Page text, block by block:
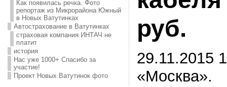
Как появилась речка. Фото
репортаж из Микрорайона Южный
в Новых Ватутинках
Автострахование в Ватутинках
страховая компания ИНТАЧ не
платит
история
Нас уже 1000+ Спасибо за
участие!
Проект Новых Ватутинок фото
руб.
29.11.2015
«Москва».